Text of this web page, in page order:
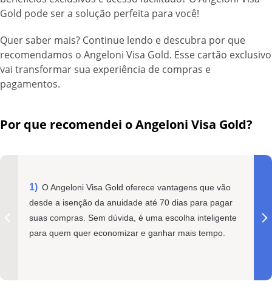
Gold pode ser a solução perfeita para você!
Quer saber mais? Continue lendo e descubra por que
recomendamos o Angeloni Visa Gold. Esse cartão exclusivo
vai transformar sua experiência de compras e
pagamentos.
Por que recomendei o Angeloni Visa Gold?
O Angeloni Visa Gold oferece vantagens que vão
desde a isenção da anuidade até 70 dias para pagar
suas compras. Sem dúvida, é uma escolha inteligente
para quem quer economizar e ganhar mais tempo.